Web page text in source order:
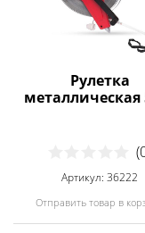
Рулетка
металлическая
Артикул: 36222
Отправить товар в